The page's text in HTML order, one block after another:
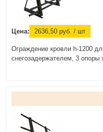
Цена: 2636,50 руб. / шт
Ограждение кровли h-1200
снегозадержателем, 3 опоры